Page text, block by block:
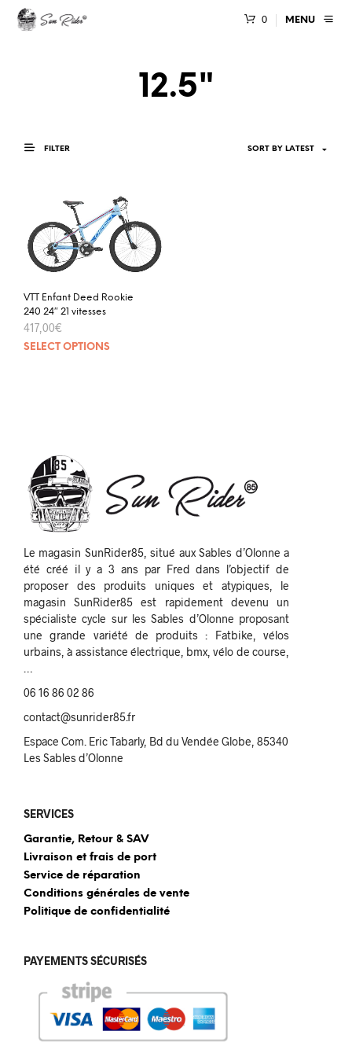
0 MENU
12.5"
FILTER
VTT Enfant Deed Rookie
240 24″ 21 vitesses
417,00€
SELECT OPTIONS
Le magasin SunRider85, situé aux Sables d’Olonne a
été créé il y a 3 ans par Fred dans l’objectif de
proposer des produits uniques et atypiques, le
magasin SunRider85 est rapidement devenu un
spécialiste cycle sur les Sables d’Olonne proposant
une grande variété de produits : Fatbike, vélos
urbains, à assistance électrique, bmx, vélo de course,
06 16 86 02 86
contact@sunrider85.fr
Espace Com. Eric Tabarly, Bd du Vendée Globe, 85340
Les Sables d’Olonne
SERVICES
Garantie, Retour & SAV
Livraison et frais de port
Service de réparation
Conditions générales de vente
Politique de confidentialité
PAYEMENTS SÉCURISÉS